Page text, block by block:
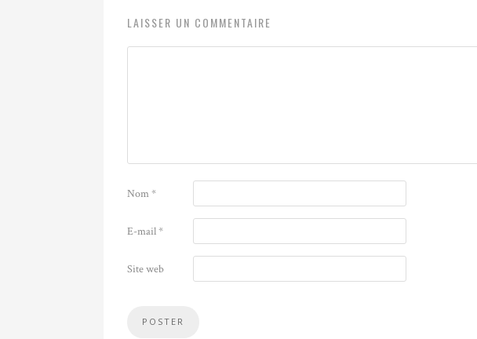
LAISSER UN COMMENTAIRE
Nom*
E-mail*
Site web